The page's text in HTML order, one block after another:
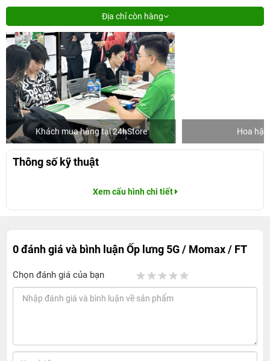
Địa chỉ còn hàng
Khách mua hàng tại 24hStore Hoa hậu
Thông số kỹ thuật
Xem cấu hình chi tiết
0 đánh giá và bình luậnỐp lưng 5G / Momax / FT
Chọn đánh giá của bạn